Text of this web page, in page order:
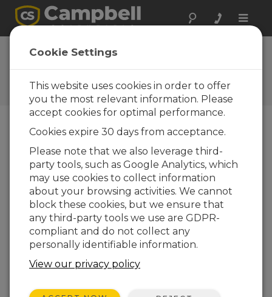
Toggle
FAQs
Preguntas frecuentes acerca
de nuestros productos y
soluciones
¿Que es un datalogger?
El datalogger, conocido también como
sistema de adquisición de datos y control, o
micrologger, es el corazón de una estación
de medida. Mide las señales eléctricas de
sensores a una velocidad de muestreo
determinada, procesa y almacena los datos, y
dispone de telecomunicaciones. Nuestros
de control, de forma que pueden activar
Cookie Settings
This website uses cookies in order to offer
you the most relevant information. Please
accept cookies for optimal performance.
Cookies expire 30 days from acceptance.
Please note that we also leverage third-
party tools, such as Google Analytics, which
may use cookies to collect information
about your browsing activities. We cannot
block these cookies, but we ensure that
any third-party tools we use are GDPR-
compliant and do not collect any
personally identifiable information.
View our privacy policy